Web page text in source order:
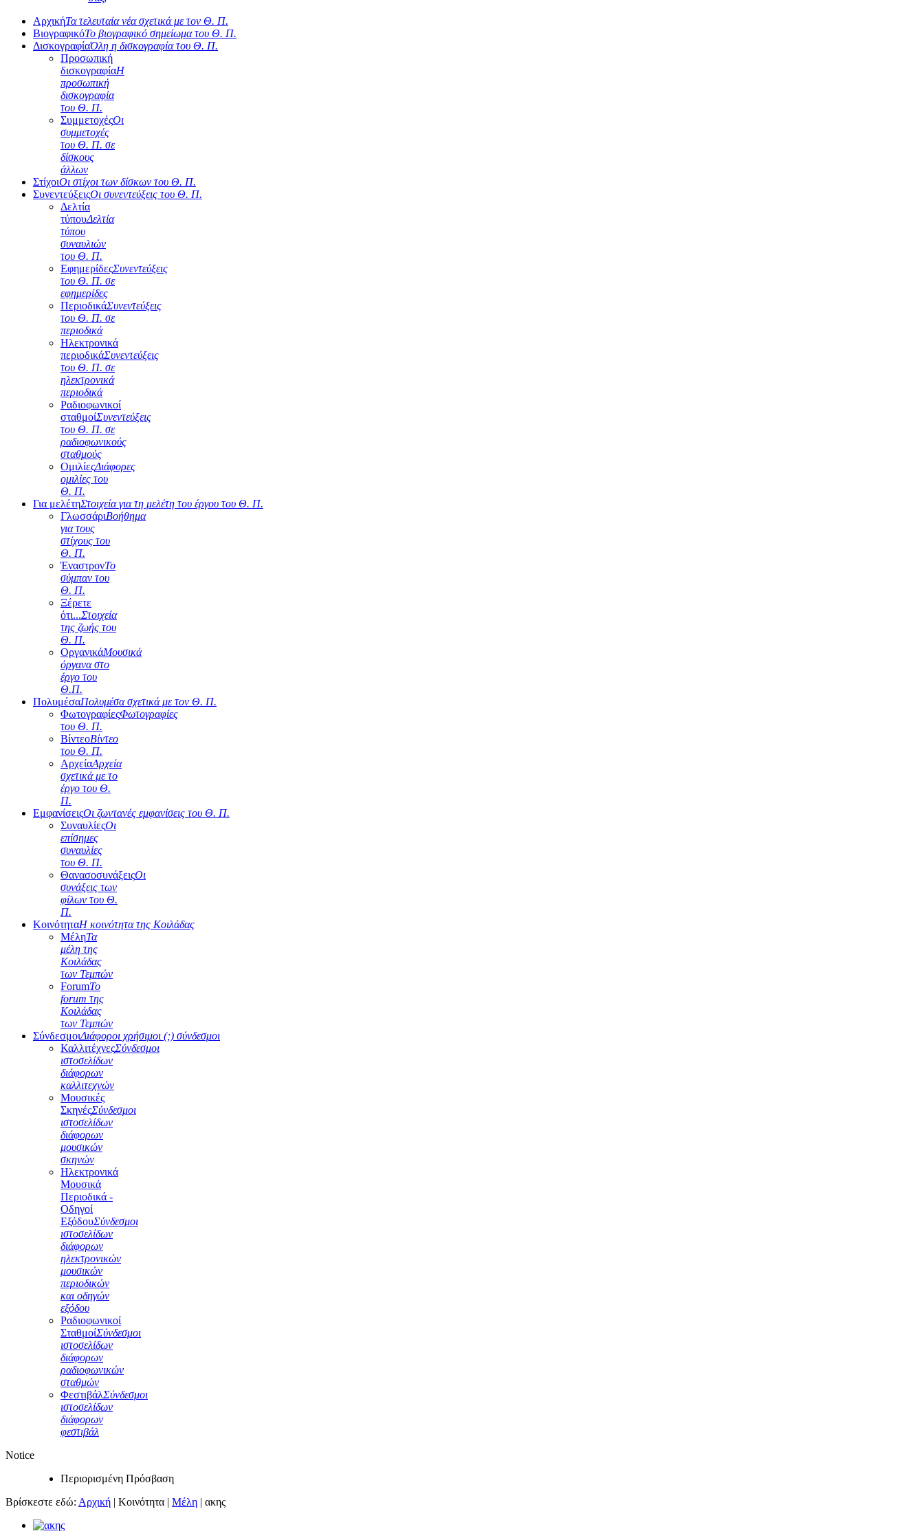
ΑρχικήΤα τελευταία νέα σχετικά με τον Θ. Π.
ΒιογραφικόΤο βιογραφικό σημείωμα του Θ. Π.
ΔισκογραφίαΌλη η δισκογραφία του Θ. Π.
Προσωπική
δισκογραφίαΗ
προσωπική
δισκογραφία
του Θ. Π.
ΣυμμετοχέςΟι
συμμετοχές
του Θ. Π. σε
δίσκους
άλλων
ΣτίχοιΟι στίχοι των δίσκων του Θ. Π.
ΣυνεντεύξειςΟι συνεντεύξεις του Θ. Π.
Δελτία
τύπουΔελτία
τύπου
συναυλιών
του Θ. Π.
ΕφημερίδεςΣυνεντεύξεις
του Θ. Π. σε
εφημερίδες
ΠεριοδικάΣυνεντεύξεις
του Θ. Π. σε
περιοδικά
Ηλεκτρονικά
περιοδικάΣυνεντεύξεις
του Θ. Π. σε
ηλεκτρονικά
περιοδικά
Ραδιοφωνικοί
σταθμοίΣυνεντεύξεις
του Θ. Π. σε
ραδιοφωνικούς
σταθμούς
ΟμιλίεςΔιάφορες
ομιλίες του
Θ. Π.
Για μελέτηΣτοιχεία για τη μελέτη του έργου του Θ. Π.
ΓλωσσάριΒοήθημα
για τους
στίχους του
Θ. Π.
ΈναστρονΤο
σύμπαν του
Θ. Π.
Ξέρετε
ότι...Στοιχεία
της ζωής του
Θ. Π.
ΟργανικάΜουσικά
όργανα στο
έργο του
Θ.Π.
ΠολυμέσαΠολυμέσα σχετικά με τον Θ. Π.
ΦωτογραφίεςΦωτογραφίες
του Θ. Π.
ΒίντεοΒίντεο
του Θ. Π.
ΑρχείαΑρχεία
σχετικά με το
έργο του Θ.
Π.
ΕμφανίσειςΟι ζωντανές εμφανίσεις του Θ. Π.
ΣυναυλίεςΟι
επίσημες
συναυλίες
του Θ. Π.
ΘανασοσυνάξειςΟι
συνάξεις των
φίλων του Θ.
Π.
ΚοινότηταΗ κοινότητα της Κοιλάδας
ΜέληΤα
μέλη της
Κοιλάδας
των Τεμπών
ForumΤο
forum της
Κοιλάδας
των Τεμπών
ΣύνδεσμοιΔιάφοροι χρήσιμοι (;) σύνδεσμοι
ΚαλλιτέχνεςΣύνδεσμοι
ιστοσελίδων
διάφορων
καλλιτεχνών
Μουσικές
ΣκηνέςΣύνδεσμοι
ιστοσελίδων
διάφορων
μουσικών
σκηνών
Ηλεκτρονικά
Μουσικά
Περιοδικά -
Οδηγοί
ΕξόδουΣύνδεσμοι
ιστοσελίδων
διάφορων
ηλεκτρονικών
μουσικών
περιοδικών
και οδηγών
εξόδου
Ραδιοφωνικοί
ΣταθμοίΣύνδεσμοι
ιστοσελίδων
διάφορων
ραδιοφωνικών
σταθμών
ΦεστιβάλΣύνδεσμοι
ιστοσελίδων
διάφορων
φεστιβάλ
Notice
Περιορισμένη Πρόσβαση
Βρίσκεστε εδώ: Αρχική | Κοινότητα | Μέλη | ακης